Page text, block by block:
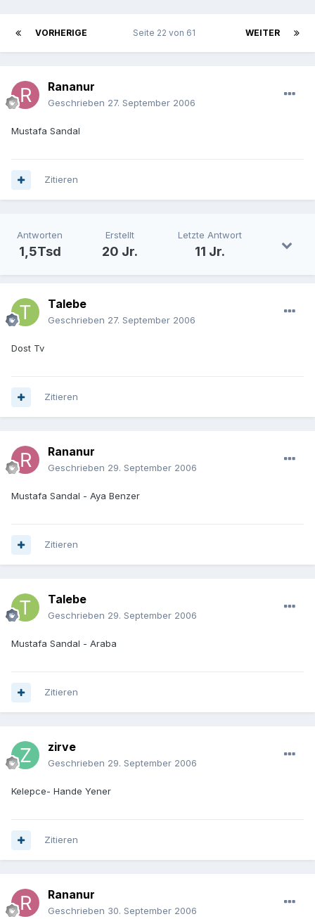
VORHERIGE WEITER
Seite 22 von 61
Rananur
Geschrieben 27. September 2006
Mustafa Sandal
Zitieren
Antworten
1,5Tsd
Erstellt
20 Jr.
Letzte Antwort
11 Jr.
Talebe
Geschrieben 27. September 2006
Dost Tv
Zitieren
Rananur
Geschrieben 29. September 2006
Mustafa Sandal - Aya Benzer
Zitieren
Talebe
Geschrieben 29. September 2006
Mustafa Sandal - Araba
Zitieren
zirve
Geschrieben 29. September 2006
Kelepce- Hande Yener
Zitieren
Rananur
Geschrieben 30. September 2006